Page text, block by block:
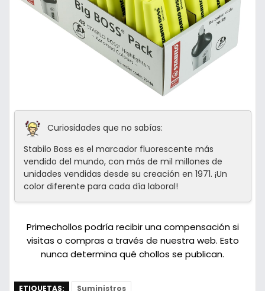
Curiosidades que no sabías:
Stabilo Boss es el marcador fluorescente más
vendido del mundo, con más de mil millones de
unidades vendidas desde su creación en 1971. ¡Un
color diferente para cada día laboral!
Primechollos podría recibir una compensación si
visitas o compras a través de nuestra web. Esto
nunca determina qué chollos se publican.
ETIQUETAS: Suministros